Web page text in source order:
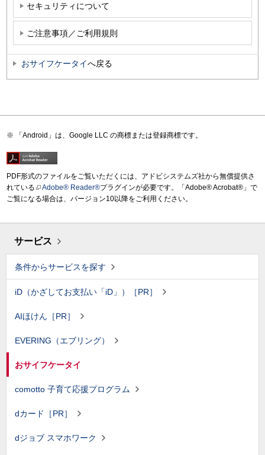
セキュリティについて
ご注意事項／ご利用規則
おサイフケータイへ戻る
「Android」は、Google LLC の商標または登録商標です。
PDF形式のファイルをご覧いただくには、アドビシステムズ社から無償提供さ
れている
Adobe® Reader®プラグインが必要です。「Adobe® Acrobat®」で
ご覧になる場合は、バージョン10以降をご利用ください。
サービス
条件からサービスを探す
iD（かざしてお支払い「iD」）［PR］
AIほけん［PR］
EVERING（エブリング）
おサイフケータイ
comotto 子育て応援プログラム
dカード［PR］
dジョブ スマホワーク